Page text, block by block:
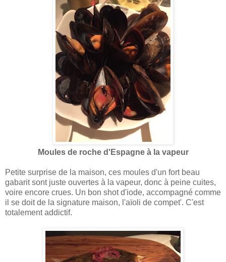
Moules de roche d'Espagne à la vapeur
Petite surprise de la maison, ces moules d'un fort beau
gabarit sont juste ouvertes à la vapeur, donc à peine cuites,
voire encore crues. Un bon shot d'iode, accompagné comme
il se doit de la signature maison, l'aïoli de compet'. C'est
totalement addictif.